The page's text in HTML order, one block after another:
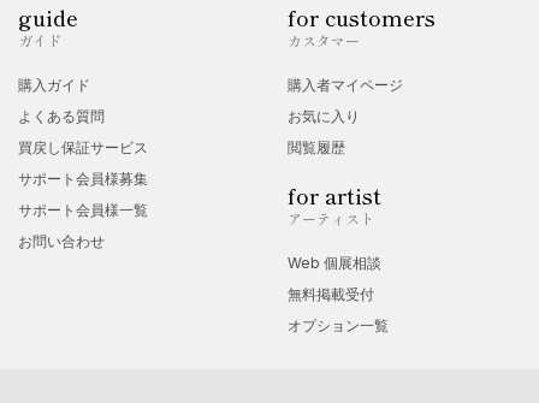
guide
ガイド
購入ガイド
よくある質問
買戻し保証サービス
サポート会員様募集
サポート会員様一覧
お問い合わせ
for customers
カスタマー
購入者マイページ
お気に入り
閲覧履歴
for artist
アーティスト
Web 個展相談
無料掲載受付
オプション一覧